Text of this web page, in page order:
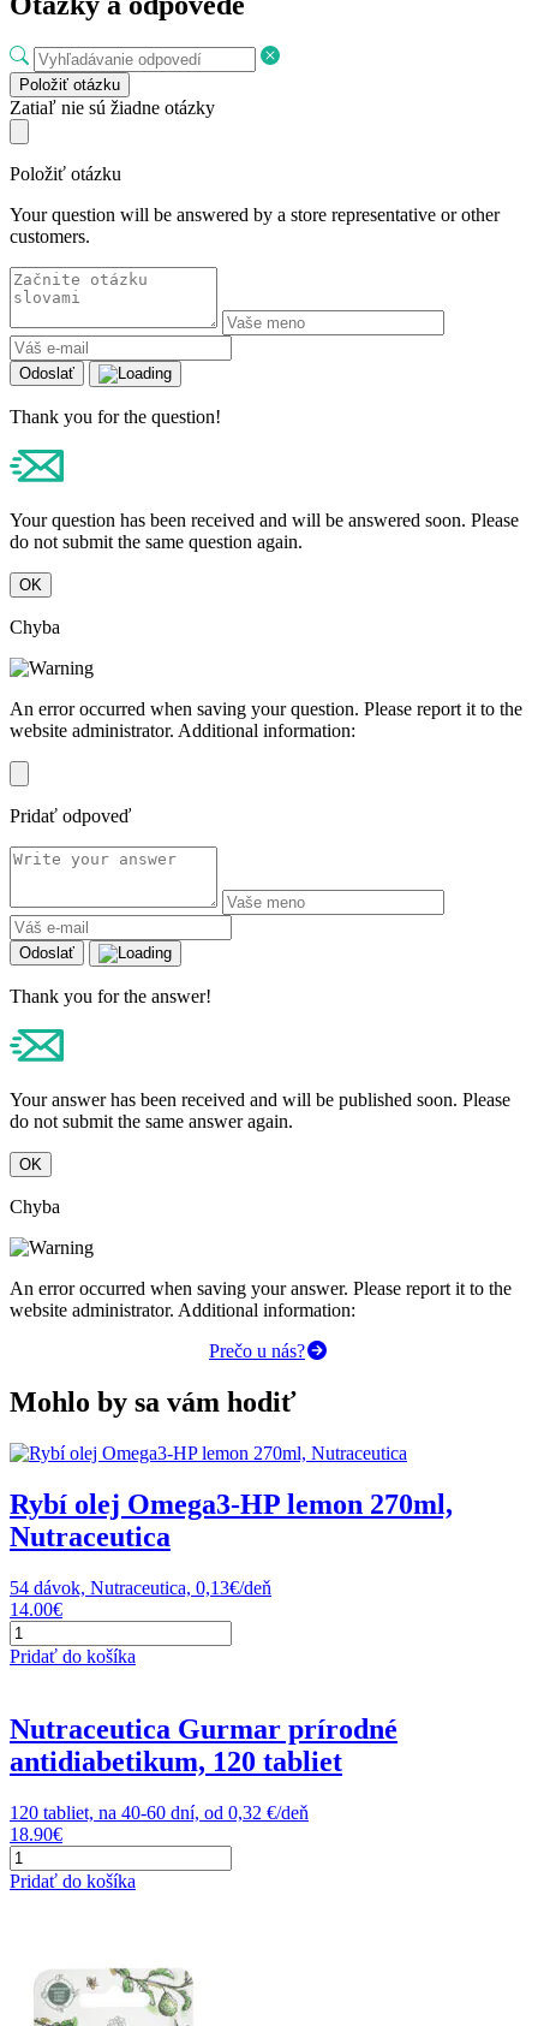
Položiť otázku
Zatiaľ nie sú žiadne otázky
Položiť otázku
Your question will be answered by a store representative or other
customers.
Odoslať
Thank you for the question!
Your question has been received and will be answered soon. Please
do not submit the same question again.
OK
Chyba
An error occurred when saving your question. Please report it to the
website administrator. Additional information:
Pridať odpoveď
Odoslať
Thank you for the answer!
Your answer has been received and will be published soon. Please
do not submit the same answer again.
OK
Chyba
An error occurred when saving your answer. Please report it to the
website administrator. Additional information:
Prečo u nás?
Mohlo by sa vám hodiť
Rybí olej Omega3-HP lemon 270ml,
Nutraceutica
54 dávok, Nutraceutica, 0,13€/deň
14.00€
množstvo
Rybí
HP
lemon
270ml,
Nutraceutica
Pridať do košíka
Nutraceutica Gurmar prírodné
antidiabetikum, 120 tabliet
120 tabliet, na 40-60 dní, od 0,32 €/deň
18.90€
množstvo
Nutraceutica
tabliet
Pridať do košíka